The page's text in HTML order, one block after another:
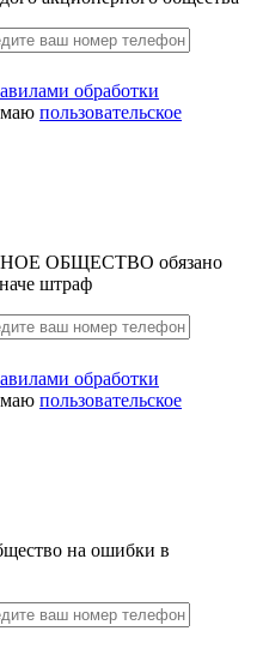
обработки
пользовательское
ОБЩЕСТВО обязано
штраф
обработки
пользовательское
на ошибки в